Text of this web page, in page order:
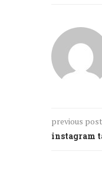
previous post
instagram